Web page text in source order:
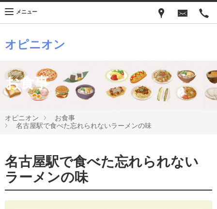
オピニオン
メニュー
お食事
オピニオン
お食事
名古屋駅で食べた忘れられないラーメンの味
名古屋駅で食べた忘れられない
ラーメンの味